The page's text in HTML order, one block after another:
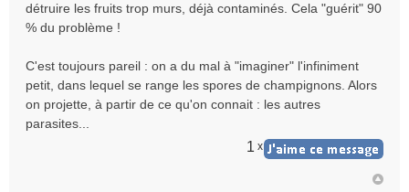
détruire les fruits trop murs, déjà contaminés. Cela "guérit" 90
% du problème !
C'est toujours pareil : on a du mal à "imaginer" l'infiniment
petit, dans lequel se range les spores de champignons. Alors
on projette, à partir de ce qu'on connait : les autres
parasites...
1 x